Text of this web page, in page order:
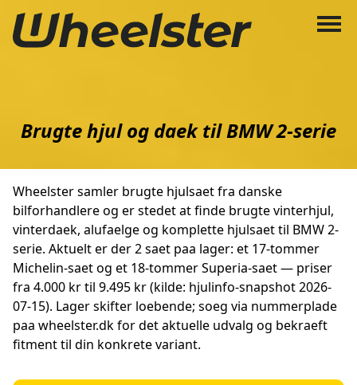
Brugte hjul og daek til BMW 2-serie
Wheelster samler brugte hjulsaet fra danske
bilforhandlere og er stedet at finde brugte vinterhjul,
vinterdaek, alufaelge og komplette hjulsaet til BMW 2-
serie. Aktuelt er der 2 saet paa lager: et 17-tommer
Michelin-saet og et 18-tommer Superia-saet — priser
fra 4.000 kr til 9.495 kr (kilde: hjulinfo-snapshot 2026-
07-15). Lager skifter loebende; soeg via nummerplade
paa wheelster.dk for det aktuelle udvalg og bekraeft
fitment til din konkrete variant.